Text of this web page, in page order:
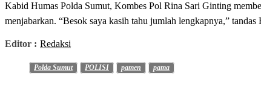
Kabid Humas Polda Sumut, Kombes Pol Rina Sari Ginting
menjabarkan. “Besok saya kasih tahu jumlah lengkapnya,” tandas
Editor : Redaksi
Polda Sumut POLISI pamen pama